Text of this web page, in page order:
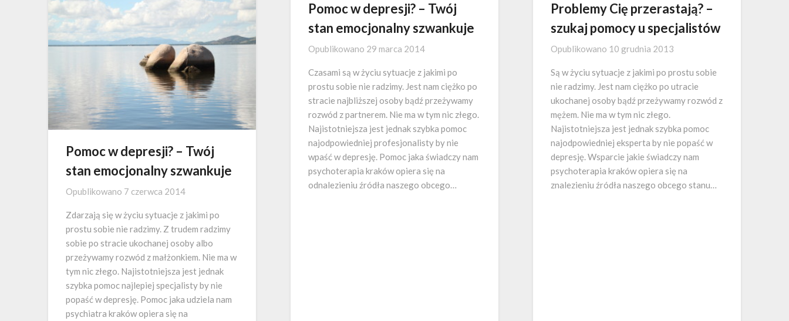
Pomoc w depresji? – Twój
stan emocjonalny szwankuje
Opublikowano 7 czerwca 2014
Zdarzają się w życiu sytuacje z jakimi po
prostu sobie nie radzimy. Z trudem radzimy
sobie po stracie ukochanej osoby albo
przeżywamy rozwód z małżonkiem. Nie ma w
tym nic złego. Najistotniejsza jest jednak
szybka pomoc najlepiej specjalisty by nie
popaść w depresję. Pomoc jaka udziela nam
psychiatra kraków opiera się na
Pomoc w depresji? – Twój
stan emocjonalny szwankuje
Opublikowano 29 marca 2014
Czasami są w życiu sytuacje z jakimi po
prostu sobie nie radzimy. Jest nam ciężko po
stracie najbliższej osoby bądź przeżywamy
rozwód z partnerem. Nie ma w tym nic złego.
Najistotniejsza jest jednak szybka pomoc
najodpowiedniej profesjonalisty by nie
wpaść w depresję. Pomoc jaka świadczy nam
psychoterapia kraków opiera się na
odnalezieniu źródła naszego obcego…
Problemy Cię przerastają? –
szukaj pomocy u specjalistów
Opublikowano 10 grudnia 2013
Są w życiu sytuacje z jakimi po prostu sobie
nie radzimy. Jest nam ciężko po utracie
ukochanej osoby bądź przeżywamy rozwód z
mężem. Nie ma w tym nic złego.
Najistotniejsza jest jednak szybka pomoc
najodpowiedniej eksperta by nie popaść w
depresję. Wsparcie jakie świadczy nam
psychoterapia kraków opiera się na
znalezieniu źródła naszego obcego stanu…